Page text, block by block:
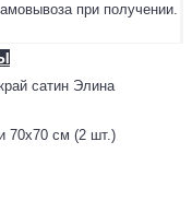
при получении.
сатин Элина
70х70 см (2 шт.)